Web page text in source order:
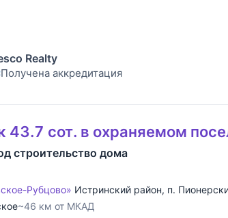
Realty
Получена аккредитация
43.7 сот. в охраняемом
строительство дома
Рубцово» Истринский район, п.
~46 км от МКАД